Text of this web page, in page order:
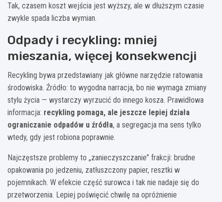
Tak, czasem koszt wejścia jest wyższy, ale w dłuższym czasie
zwykle spada liczba wymian.
Odpady i recykling: mniej
mieszania, więcej konsekwencji
Recykling bywa przedstawiany jak główne narzędzie ratowania
środowiska. Źródło: to wygodna narracja, bo nie wymaga zmiany
stylu życia — wystarczy wyrzucić do innego kosza. Prawidłowa
informacja: recykling pomaga, ale jeszcze lepiej działa
ograniczanie odpadów u źródła, a segregacja ma sens tylko
wtedy, gdy jest robiona poprawnie.
Najczęstsze problemy to „zanieczyszczanie” frakcji: brudne
opakowania po jedzeniu, zatłuszczony papier, resztki w
pojemnikach. W efekcie część surowca i tak nie nadaje się do
przetworzenia. Lepiej poświęcić chwilę na opróżnienie